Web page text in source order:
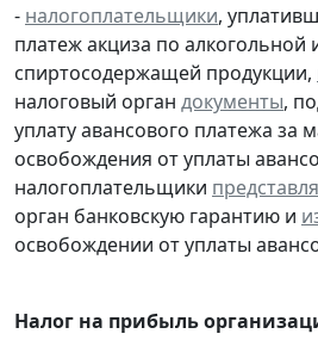
- налогоплательщики,
платеж акциза по алкогольной
спиртосодержащей продукции,
налоговый орган документы,
уплату авансового платежа за
освобождения от уплаты
налогоплательщики
орган банковскую гарантию и
освобождении от уплаты
Налог на прибыль